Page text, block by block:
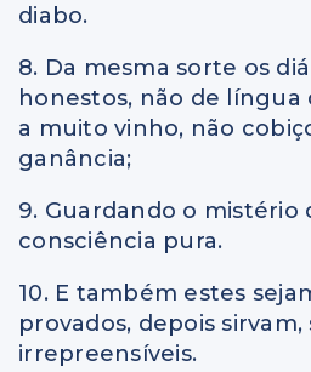
diabo.
8. Da mesma sorte os
honestos, não de língua
a muito vinho, não
ganância;
9. Guardando o mistério
consciência pura.
10. E também estes
provados, depois
irrepreensíveis.